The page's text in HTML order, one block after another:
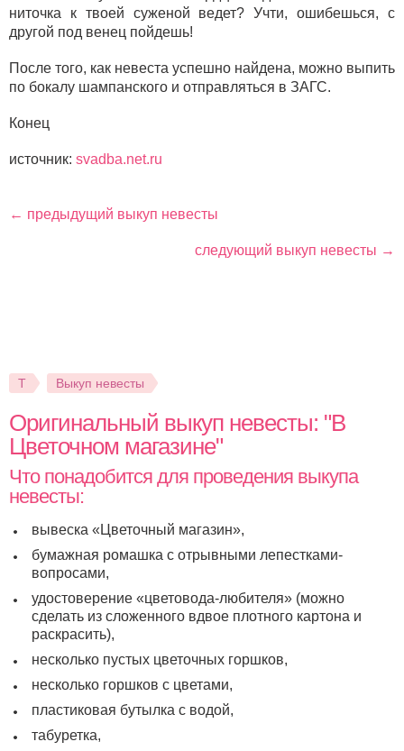
ниточка к твоей суженой ведет? Учти, ошибешься, с
другой под венец пойдешь!
После того, как невеста успешно найдена, можно выпить
по бокалу шампанского и отправляться в ЗАГС.
Конец
источник: svadba.net.ru
← предыдущий выкуп невесты
следующий выкуп невесты →
Т Выкуп невесты
Оригинальный выкуп невесты: "В
Цветочном магазине"
Что понадобится для проведения выкупа
невесты:
вывеска «Цветочный магазин»,
бумажная ромашка с отрывными лепестками-
вопросами,
удостоверение «цветовода-любителя» (можно
сделать из сложенного вдвое плотного картона и
раскрасить),
несколько пустых цветочных горшков,
несколько горшков с цветами,
пластиковая бутылка с водой,
табуретка,